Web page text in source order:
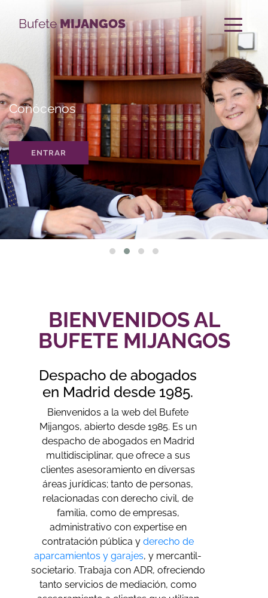
Conócenos
ENTRAR
BufeteMIJANGOS
BIENVENIDOS AL
BUFETE MIJANGOS
Despacho de abogados
en Madrid desde 1985.
Bienvenidos a la web del Bufete
Mijangos, abierto desde 1985. Es un
despacho de abogados en Madrid
multidisciplinar, que ofrece a sus
clientes asesoramiento en diversas
áreas jurídicas; tanto de personas,
relacionadas con derecho civil, de
familia, como de empresas,
administrativo con expertise en
contratación pública y derecho de
aparcamientos y garajes, y mercantil-
societario. Trabaja con ADR, ofreciendo
tanto servicios de mediación, como